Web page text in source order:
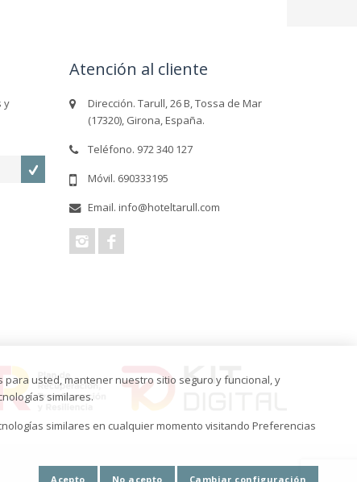
y
Atención al cliente
Dirección. Tarull, 26 B, Tossa de Mar
(17320), Girona, España.
Teléfono. 972 340 127
Móvil. 690333195
Email. info@hoteltarull.com
usted, mantener nuestro sitio seguro y funcional, y
similares.
similares en cualquier momento visitando Preferencias
Acepto No acepto Cambiar configuración